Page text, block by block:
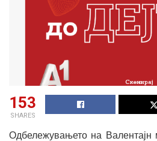
153
SHARES
Одбележувањето на Валентајн